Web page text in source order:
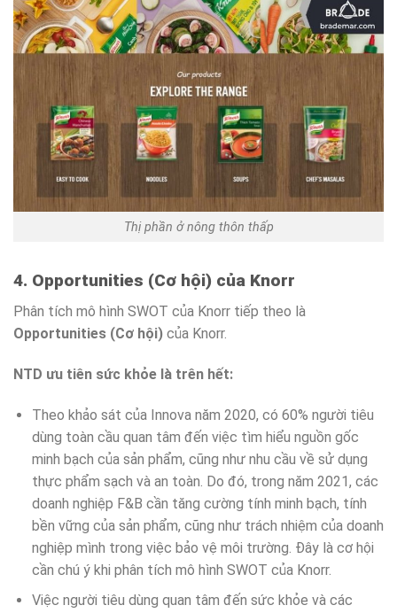
Thị phần ở nông thôn thấp
4. Opportunities (Cơ hội) của Knorr
Phân tích mô hình SWOT của Knorr tiếp theo là
Opportunities (Cơ hội) của Knorr.
NTD ưu tiên sức khỏe là trên hết:
Theo khảo sát của Innova năm 2020, có 60% người tiêu
dùng toàn cầu quan tâm đến việc tìm hiểu nguồn gốc
minh bạch của sản phẩm, cũng như nhu cầu về sử dụng
thực phẩm sạch và an toàn. Do đó, trong năm 2021, các
doanh nghiệp F&B cần tăng cường tính minh bạch, tính
bền vững của sản phẩm, cũng như trách nhiệm của doanh
nghiệp mình trong việc bảo vệ môi trường. Đây là cơ hội
cần chú ý khi phân tích mô hình SWOT của Knorr.
Việc người tiêu dùng quan tâm đến sức khỏe và các